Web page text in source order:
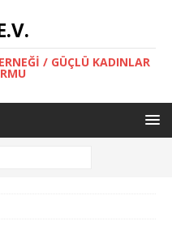
/ GÜÇLÜ KADINLAR